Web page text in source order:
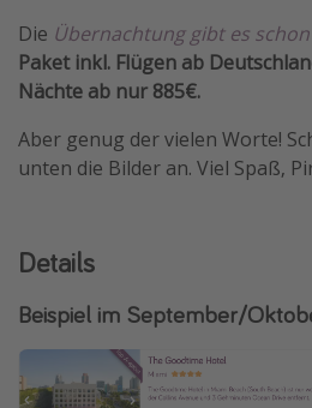
Die Übernachtung gibt es schon
Paket inkl. Flügen ab
Nächte ab nur 885€.
Aber genug der vielen Worte!
unten die Bilder an. Viel Spaß,
Details
Beispiel im September/